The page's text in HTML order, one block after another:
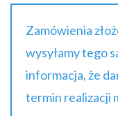
Zamówienia
wysyłamy tego
informacja, że
termin realizacji